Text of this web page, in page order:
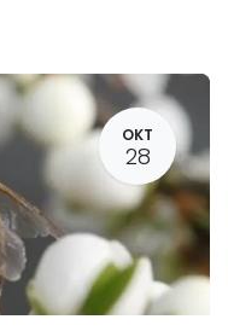
OKT
28